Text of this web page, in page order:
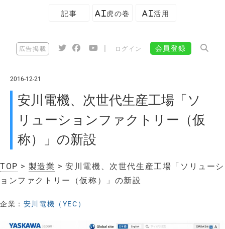
記事 AI虎の巻 AI活用
広告掲載 ログイン 会員登録
2016-12-21
安川電機、次世代生産工場「ソ
リューションファクトリー（仮
称）」の新設
TOP > 製造業 > 安川電機、次世代生産工場「ソリューシ
ョンファクトリー（仮称）」の新設
企業： 安川電機（YEC）